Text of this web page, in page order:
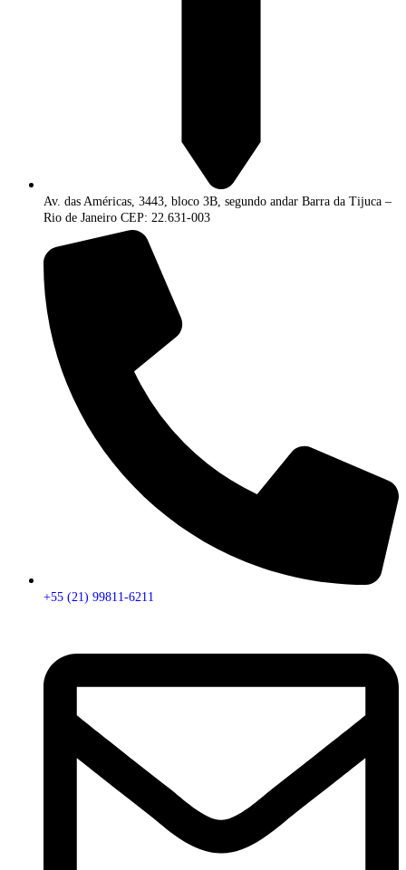
Av. das Américas, 3443, bloco 3B, segundo andar Barra da Tijuca –
Rio de Janeiro CEP: 22.631-003
+55 (21) 99811-6211